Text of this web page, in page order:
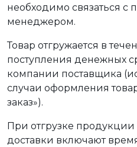
необходимо связаться с
менеджером.
Товар отгружается в
поступления денежных
компании поставщика
случаи оформления
заказ»).
При отгрузке
доставки включают